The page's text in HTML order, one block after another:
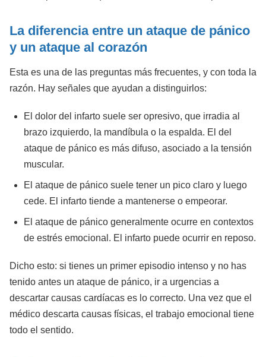
La diferencia entre un ataque de pánico
y un ataque al corazón
Esta es una de las preguntas más frecuentes, y con toda la
razón. Hay señales que ayudan a distinguirlos:
El dolor del infarto suele ser opresivo, que irradia al
brazo izquierdo, la mandíbula o la espalda. El del
ataque de pánico es más difuso, asociado a la tensión
muscular.
El ataque de pánico suele tener un pico claro y luego
cede. El infarto tiende a mantenerse o empeorar.
El ataque de pánico generalmente ocurre en contextos
de estrés emocional. El infarto puede ocurrir en reposo.
Dicho esto: si tienes un primer episodio intenso y no has
tenido antes un ataque de pánico, ir a urgencias a
descartar causas cardíacas es lo correcto. Una vez que el
médico descarta causas físicas, el trabajo emocional tiene
todo el sentido.